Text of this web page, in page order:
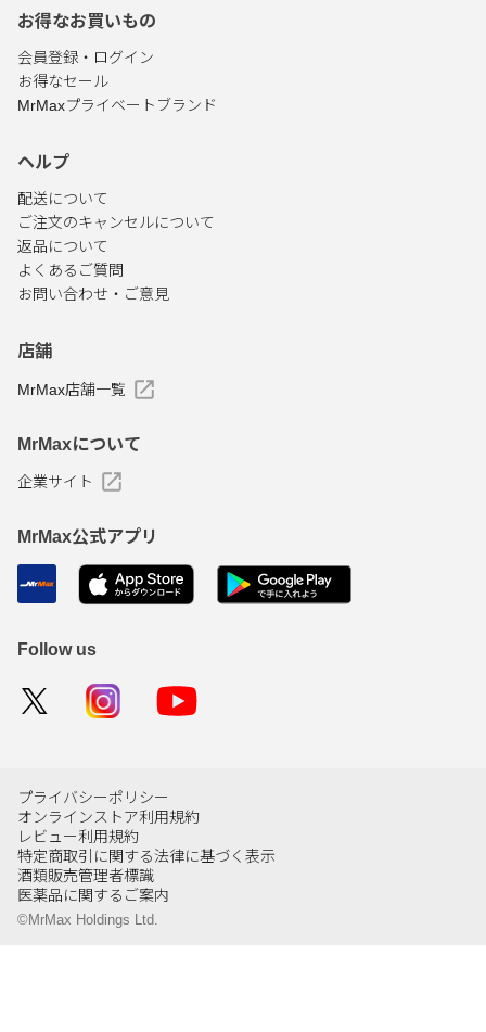
お得なお買いもの
会員登録・ログイン
お得なセール
MrMaxプライベートブランド
ヘルプ
配送について
ご注文のキャンセルについて
返品について
よくあるご質問
お問い合わせ・ご意見
店舗
MrMax店舗一覧
MrMaxについて
企業サイト
MrMax公式アプリ
Follow us
プライバシーポリシー
オンラインストア利用規約
レビュー利用規約
特定商取引に関する法律に基づく表示
酒類販売管理者標識
医薬品に関するご案内
©MrMax Holdings Ltd.